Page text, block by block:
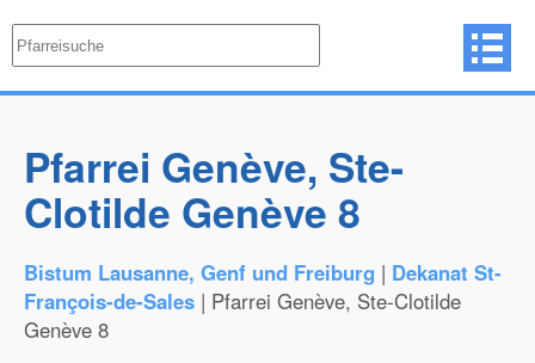
Pfarrei Genève, Ste-
Clotilde Genève 8
Bistum Lausanne, Genf und Freiburg | Dekanat St-
François-de-Sales | Pfarrei Genève, Ste-Clotilde
Genève 8